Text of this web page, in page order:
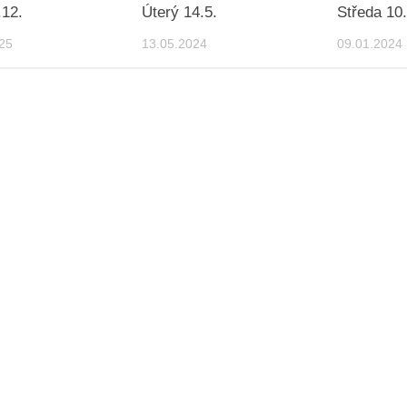
Úterý 14.5.
13.05.2024
Středa
09.01.2024